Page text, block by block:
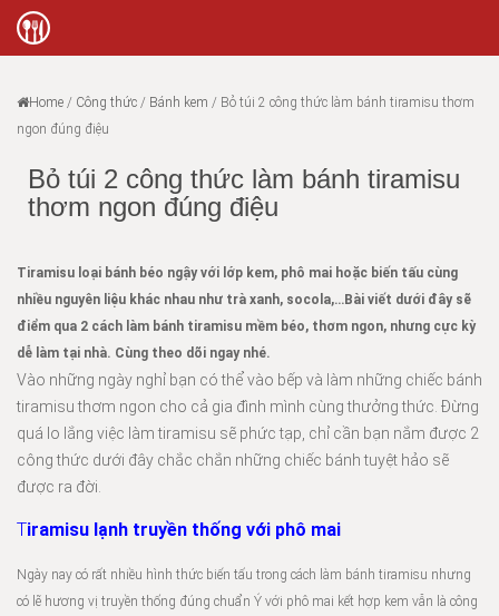
Home / Công thức / Bánh kem / Bỏ túi 2 công thức làm bánh tiramisu thơm
ngon đúng điệu
Bỏ túi 2 công thức làm bánh tiramisu
thơm ngon đúng điệu
Tiramisu loại bánh béo ngậy với lớp kem, phô mai hoặc biến tấu cùng
nhiều nguyên liệu khác nhau như trà xanh, socola,…Bài viết dưới đây sẽ
điểm qua 2 cách làm bánh tiramisu mềm béo, thơm ngon, nhưng cực kỳ
dễ làm tại nhà. Cùng theo dõi ngay nhé.
Vào những ngày nghỉ bạn có thể vào bếp và làm những chiếc bánh
tiramisu thơm ngon cho cả gia đình mình cùng thưởng thức. Đừng
quá lo lắng việc làm tiramisu sẽ phức tạp, chỉ cần bạn nắm được 2
công thức dưới đây chắc chắn những chiếc bánh tuyệt hảo sẽ
được ra đời.
Tiramisu lạnh truyền thống với phô mai
Ngày nay có rất nhiều hình thức biến tấu trong cách làm bánh tiramisu nhưng
có lẽ hương vị truyền thống đúng chuẩn Ý với phô mai kết hợp kem vẫn là công